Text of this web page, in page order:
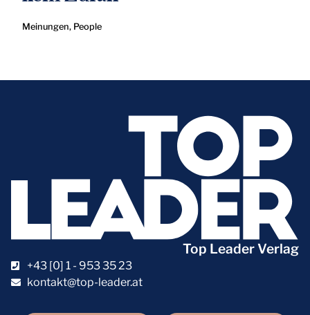
Meinungen, People
Top Leader Verlag
+43 [0] 1 - 953 35 23
kontakt@top-leader.at